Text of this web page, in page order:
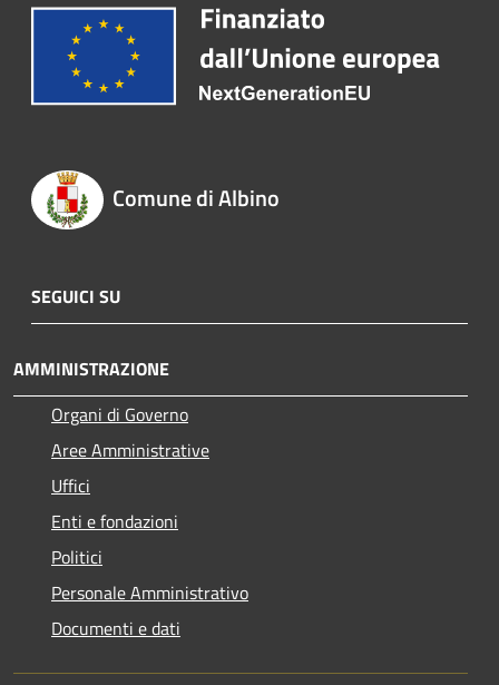
Comune di Albino
SEGUICI SU
AMMINISTRAZIONE
Organi di Governo
Aree Amministrative
Uffici
Enti e fondazioni
Politici
Personale Amministrativo
Documenti e dati